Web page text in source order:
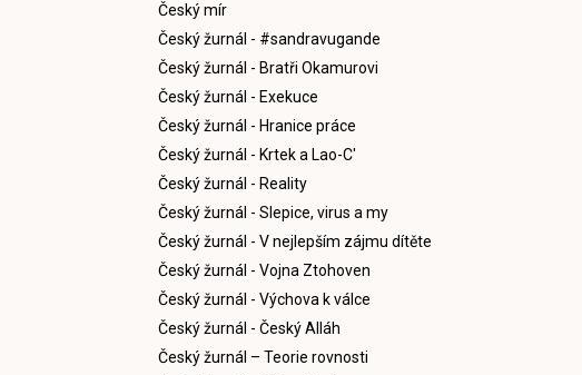
Český mír
Český žurnál - #sandravugande
Český žurnál - Bratři Okamurovi
Český žurnál - Exekuce
Český žurnál - Hranice práce
Český žurnál - Krtek a Lao-C'
Český žurnál - Reality
Český žurnál - Slepice, virus a my
Český žurnál - V nejlepším zájmu dítěte
Český žurnál - Vojna Ztohoven
Český žurnál - Výchova k válce
Český žurnál - Český Alláh
Český žurnál – Teorie rovnosti